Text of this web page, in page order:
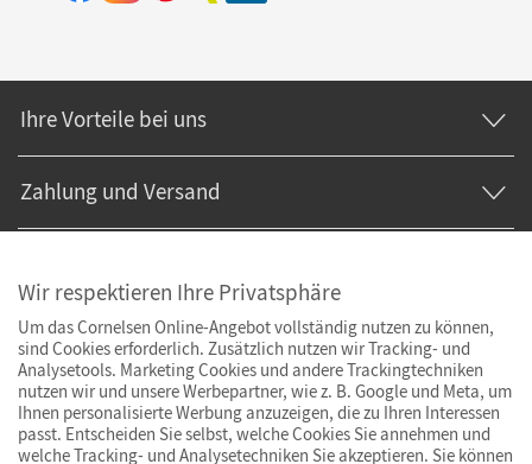
Ihre Vorteile bei uns
Zahlung und Versand
Wir respektieren Ihre Privatsphäre
Um das Cornelsen Online-Angebot vollständig nutzen zu können,
sind Cookies erforderlich. Zusätzlich nutzen wir Tracking- und
Analysetools. Marketing Cookies und andere Trackingtechniken
nutzen wir und unsere Werbepartner, wie z. B. Google und Meta, um
Ihnen personalisierte Werbung anzuzeigen, die zu Ihren Interessen
passt. Entscheiden Sie selbst, welche Cookies Sie annehmen und
welche Tracking- und Analysetechniken Sie akzeptieren. Sie können